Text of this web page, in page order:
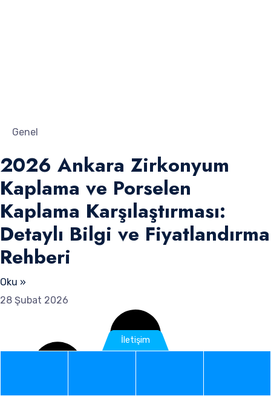
Genel
2026 Ankara Zirkonyum
Kaplama ve Porselen
Kaplama Karşılaştırması:
Detaylı Bilgi ve Fiyatlandırma
Rehberi
Oku »
28 Şubat 2026
İletişim